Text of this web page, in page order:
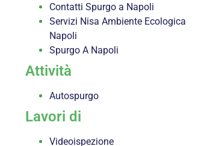
Contatti Spurgo a Napoli
Servizi Nisa Ambiente Ecologica
Napoli
Spurgo A Napoli
Attività
Autospurgo
Lavori di
Videoispezione